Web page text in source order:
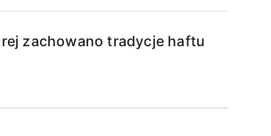
zachowano tradycje haftu